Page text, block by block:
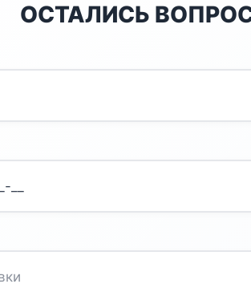
ОСТАЛИСЬ